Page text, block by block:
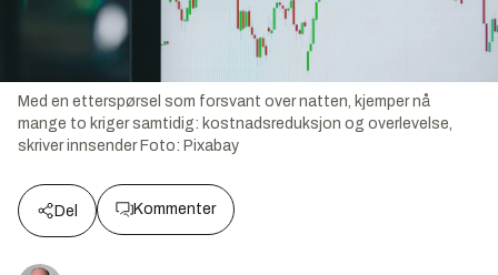
Med en etterspørsel som forsvant over natten, kjemper nå
mange to kriger samtidig: kostnadsreduksjon og overlevelse,
skriver innsender Foto: Pixabay
Del Kommenter